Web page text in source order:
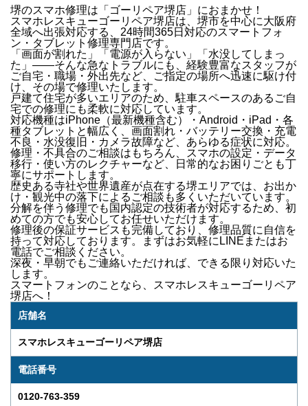
堺のスマホ修理は「ゴーリペア堺店」におまかせ！
スマホレスキューゴーリペア堺店は、 堺市を中心に大阪府
全域へ出張対応する、24時間365日対応のスマートフォ
ン・タブレット修理専門店です。
「画面が割れた」「電源が入らない」「水没してしまっ
た」 ——そんな急なトラブルにも、経験豊富なスタッフが
ご自宅・職場・外出先など、ご指定の場所へ迅速に駆け付
け 、その場で修理いたします。
戸建て住宅が多いエリアのため、駐車スペースのあるご自
宅での修理にも柔軟に対応しています。
対応機種はiPhone（最新機種含む）・Android・iPad・各
種タブレット と幅広く、 画面割れ・バッテリー交換・充電
不良・水没復旧・カメラ故障など、あらゆる症状に対応。
修理・不具合のご相談はもちろん、
スマホの設定・データ
移行・使い方のレクチャーなど、日常的なお困りごとも丁
寧にサポートします。
歴史ある寺社や世界遺産が点在する堺エリアでは、 お出か
け・観光中の落下によるご相談も多くいただいています。
分解を伴う修理でも国内認定の技術者が対応するため、初
めての方でも安心してお任せいただけます。
修理後の保証サービス も完備しており、修理品質に自信を
持って対応しております。
まずはお気軽にLINEまたはお
電話でご相談ください。
深夜・早朝でもご連絡いただければ、できる限り対応いた
します。
スマートフォンのことなら、
スマホレスキューゴーリペア
堺店へ！
店舗名
スマホレスキューゴーリペア堺店
電話番号
0120-763-359